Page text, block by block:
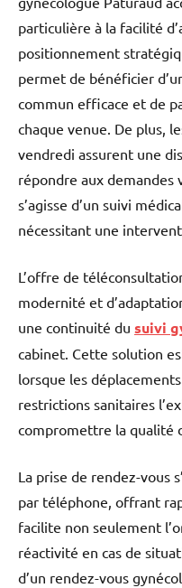
particulière à la facilité
positionnement
permet de bénéficier
commun efficace et de
chaque venue. De plus,
vendredi assurent une
répondre aux demandes
s’agisse d’un suivi
nécessitant une
L’offre de
modernité et
une continuité du suivi
cabinet. Cette solution
lorsque les
restrictions sanitaires
compromettre la qualité
La prise de rendez-vous
par téléphone, offrant
facilite non seulement
réactivité en cas de
d’un rendez-vous